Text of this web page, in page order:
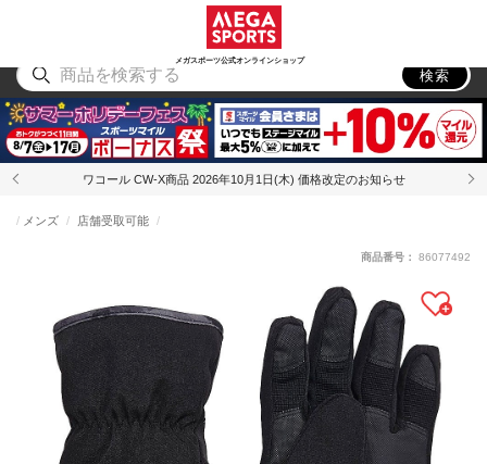
メガスポーツ公式オンラインショップ
アウトドア
検索
ワコール CW-X商品 2026年10月1日(木) 価格改定のお知らせ
メンズ 店舗受取可能
商品番号： 86077492